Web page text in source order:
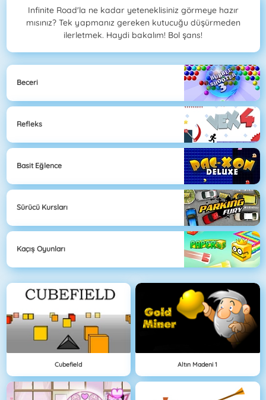
Infinite Road'la ne kadar yeteneklisiniz görmeye hazır
mısınız? Tek yapmanız gereken kutucuğu düşürmeden
ilerletmek. Haydi bakalım! Bol şans!
Beceri
Refleks
Basit Eğlence
Sürücü Kursları
Kaçış Oyunları
Cubefield Altın Madeni 1